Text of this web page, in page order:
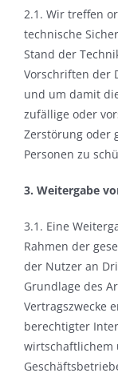
2.1. Wir treffen
technische
Stand der
Vorschriften der
und um damit
zufällige oder
Zerstörung oder
Personen zu
3. Weitergabe
3.1. Eine
Rahmen der
der Nutzer an
Grundlage des
Vertragszwecke
berechtigter
wirtschaftlichem